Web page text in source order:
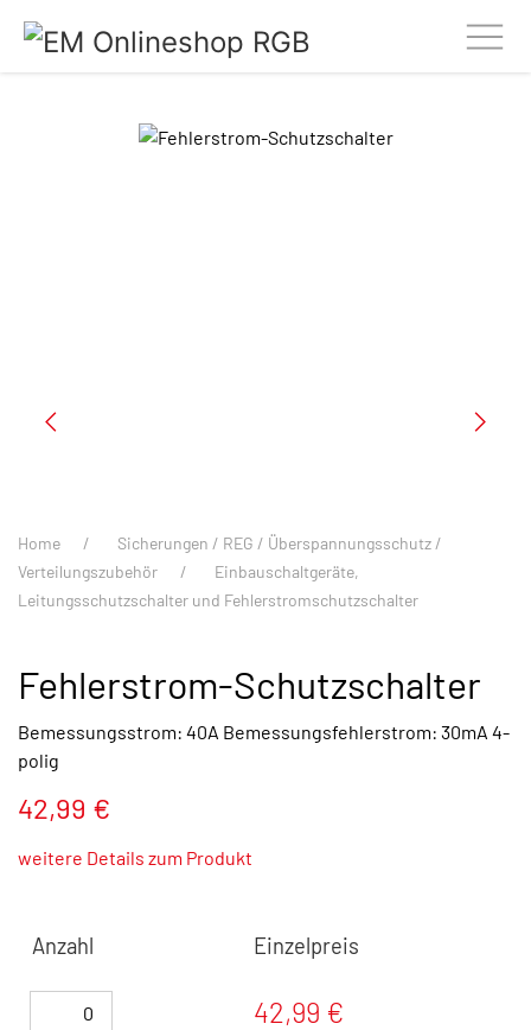
Home
Sicherungen / REG / Überspannungsschutz /
Verteilungszubehör
Einbauschaltgeräte,
Leitungsschutzschalter und Fehlerstromschutzschalter
Fehlerstrom-Schutzschalter
Bemessungsstrom: 40A Bemessungsfehlerstrom: 30mA 4-
polig
42,99 €
weitere Details zum Produkt
Anzahl Einzelpreis
42,99 €